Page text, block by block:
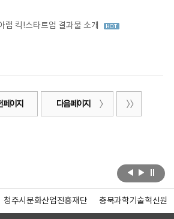
랩 킥!스타트업 결과물 소개
페이지 다음 페이지
청주시문화산업진흥재단 충북과학기술혁신원